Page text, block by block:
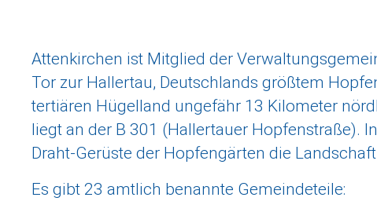
Attenkirchen ist Mitglied der
Tor zur Hallertau, Deutschlands größtem
tertiären Hügelland ungefähr 13 Kilometer
liegt an der B 301 (Hallertauer Hopfenstraße).
Draht-Gerüste der Hopfengärten die
Es gibt 23 amtlich benannte Gemeindeteile: